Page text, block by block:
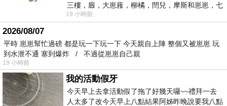
三樓，廄，大崽蕥，柳橘，閆兒，摩斯和崽崽，七
個人整整齊齊地站在鏡框之外，如同
19 小時前
2026/08/07
平時 崽崽幫忙過磅 都是玩一下玩一下 今天親自上陣 整個又被崽崽 玩
到水泄不通 塞到爆炸 / 不過從崽崽自己親
19 小時前
我的活動假牙
今天早上去拿活動假了拖了好幾天囉~~禮拜一去
人太多了改今天早上八點結果阿姊昨晚說要我八點